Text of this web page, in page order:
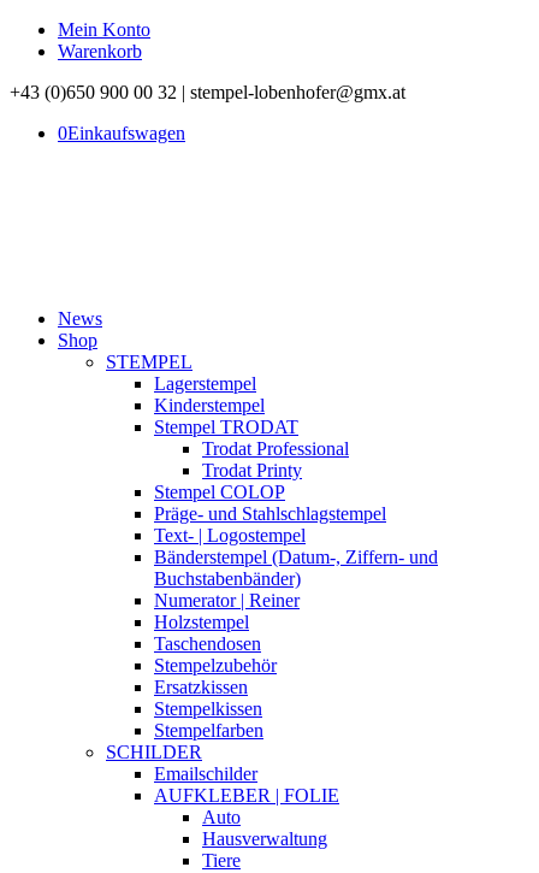
Mein Konto
Warenkorb
+43 (0)650 900 00 32 | stempel-lobenhofer@gmx.at
0Einkaufswagen
News
Shop
STEMPEL
Lagerstempel
Kinderstempel
Stempel TRODAT
Trodat Professional
Trodat Printy
Stempel COLOP
Präge- und Stahlschlagstempel
Text- | Logostempel
Bänderstempel (Datum-, Ziffern- und
Buchstabenbänder)
Numerator | Reiner
Holzstempel
Taschendosen
Stempelzubehör
Ersatzkissen
Stempelkissen
Stempelfarben
SCHILDER
Emailschilder
AUFKLEBER | FOLIE
Auto
Hausverwaltung
Tiere